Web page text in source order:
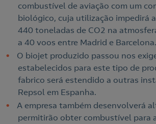
combustível de aviação com um
biológico, cuja utilização impedirá
440 toneladas de CO2 na
a 40 voos entre Madrid e Barcelona.
O biojet produzido passou nos
estabelecidos para este tipo de
fabrico será estendido a outras
Repsol em Espanha.
A empresa também desenvolverá
permitirão obter combustível para